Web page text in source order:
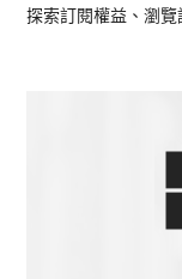
探索訂閱權益、瀏